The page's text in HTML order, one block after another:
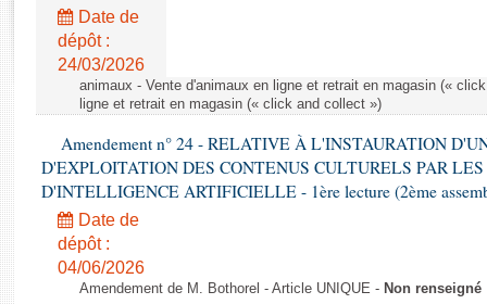
Rapports législatifs
Rapports sur l'application des lois
Baromètre de l’application des lois
Dossiers législatifs
Budget et sécurité sociale
Questions écrites et orales
Comptes rendus des débats
Date de
dépôt :
24/03/2026
animaux - Vente d'animaux en ligne et retrait en magasin («
ligne et retrait en magasin (« click and collect »)
Amendement n° 24 - RELATIVE À L'INSTAURATION
D'EXPLOITATION DES CONTENUS CULTURELS PAR LES
D'INTELLIGENCE ARTIFICIELLE - 1ère lecture (2ème
Date de
dépôt :
04/06/2026
Amendement de M. Bothorel - Article UNIQUE - Non renseigné